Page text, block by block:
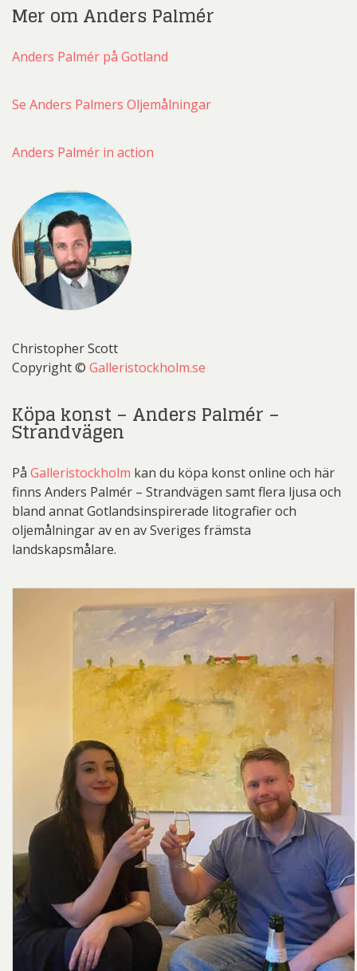
Mer om Anders Palmér
Anders Palmér på Gotland
Se Anders Palmers Oljemålningar
Anders Palmér in action
Christopher Scott
Copyright © Galleristockholm.se
Köpa konst – Anders Palmér –
Strandvägen
På Galleristockholm kan du köpa konst online och här
finns Anders Palmér – Strandvägen samt flera ljusa och
bland annat Gotlandsinspirerade litografier och
oljemålningar av en av Sveriges främsta
landskapsmålare.